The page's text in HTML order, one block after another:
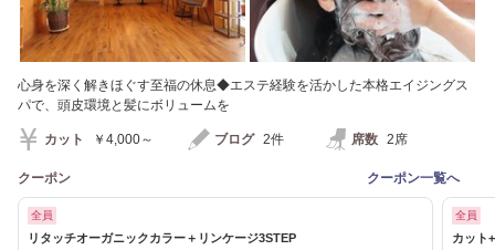
心身を深く解きほぐす至福の休息◆エステ経験を活かした本格エイジングス
パで、頭皮環境と髪にボリュームを
カット ￥4,000～ ブログ 2件 席数 2席
クーポン クーポン一覧へ
全員
リタッチオーガニックカラー＋リンケージ3STEP
全員
カット